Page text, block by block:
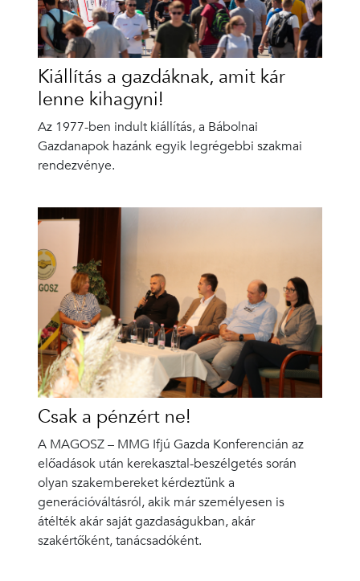
Kiállítás a gazdáknak, amit kár
lenne kihagyni!
Az 1977-ben indult kiállítás, a Bábolnai
Gazdanapok hazánk egyik legrégebbi szakmai
rendezvénye.
Csak a pénzért ne!
A MAGOSZ – MMG Ifjú Gazda Konferencián az
előadások után kerekasztal-beszélgetés során
olyan szakembereket kérdeztünk a
generációváltásról, akik már személyesen is
átélték akár saját gazdaságukban, akár
szakértőként, tanácsadóként.